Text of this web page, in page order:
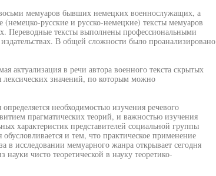
восьми мемуаров бывших немецких военнослужащих, а
русские и русско-немецкие) тексты мемуаров
Переводные тексты выполнены профессиональными
В общей сложности было проанализировано
актуализация в речи автора военного текста скрытых
значений, по которым можно
необходимостью изучения речевого
прагматических теорий, и важностью изучения
характеристик представителей социальной группы
и тем, что практическое применение
в исследовании мемуарного жанра открывает сегодня
чисто теоретической в науку теоретико-